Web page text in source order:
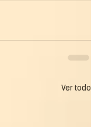
Ver todo